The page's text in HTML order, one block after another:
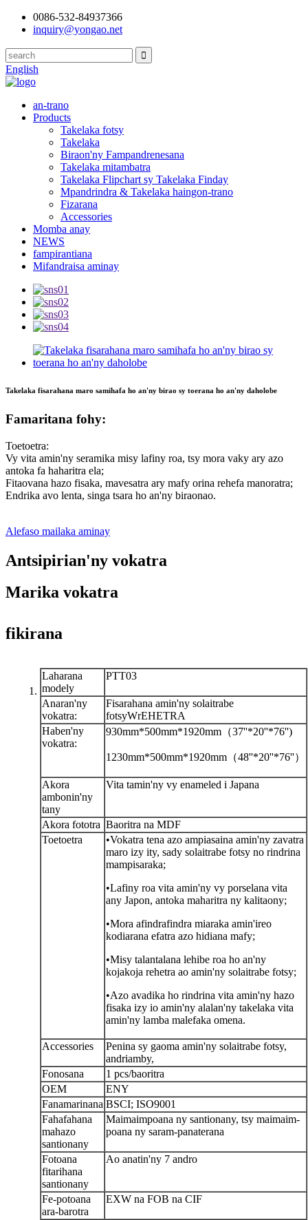
0086-532-84937366
inquiry@yongao.net
English
an-trano
Products
Takelaka fotsy
Takelaka
Biraon'ny Fampandrenesana
Takelaka mitambatra
Takelaka Flipchart sy Takelaka Finday
Mpandrindra & Takelaka haingon-trano
Fizarana
Accessories
Momba anay
NEWS
fampirantiana
Mifandraisa aminay
Takelaka fisarahana maro samihafa ho an'ny birao sy toerana ho an'ny daholobe
Famaritana fohy:
Toetoetra:
Vy vita amin'ny seramika misy lafiny roa, tsy mora vaky ary azo
antoka fa haharitra ela;
Fitaovana hazo fisaka, mavesatra ary mafy orina rehefa manoratra;
Endrika avo lenta, singa tsara ho an'ny biraonao.
Alefaso mailaka aminay
Antsipirian'ny vokatra
Marika vokatra
fikirana
Laharana
modely
PTT03
Anaran'ny
vokatra:
Fisarahana amin'ny solaitrabe
fotsyWrEHETRA
Haben'ny
vokatra:
930mm*500mm*1920mm （37''*20''*76'')
1230mm*500mm*1920mm（48''*20''*76''）
Akora
ambonin'ny
tany
Vita tamin'ny vy enameled i Japana
Akora fototra Baoritra na MDF
Toetoetra
•Vokatra tena azo ampiasaina amin'ny zavatra
maro izy ity, sady solaitrabe fotsy no rindrina
mampisaraka;
•Lafiny roa vita amin'ny vy porselana vita
any Japon, antoka maharitra ny kalitaony;
•Mora afindrafindra miaraka amin'ireo
kodiarana efatra azo hidiana mafy;
•Misy talantalana lehibe roa ho an'ny
kojakoja rehetra ao amin'ny solaitrabe fotsy;
•Azo avadika ho rindrina vita amin'ny hazo
fisaka izy io amin'ny alalan'ny takelaka vita
amin'ny lamba malefaka omena.
Accessories
Penina sy gaoma amin'ny solaitrabe fotsy,
andriamby,
Fonosana
1 pcs/baoritra
OEM
ENY
Fanamarinana BSCI; ISO9001
Fahafahana
mahazo
santionany
Maimaimpoana ny santionany, tsy maimaim-
poana ny saram-panaterana
Fotoana
fitarihana
santionany
Ao anatin'ny 7 andro
Fe-potoana
ara-barotra
EXW na FOB na CIF